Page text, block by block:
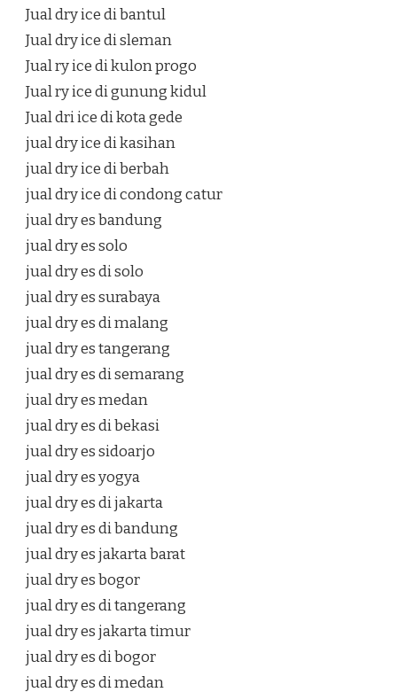
Jual dry ice di bantul
Jual dry ice di sleman
Jual ry ice di kulon progo
Jual ry ice di gunung kidul
Jual dri ice di kota gede
jual dry ice di kasihan
jual dry ice di berbah
jual dry ice di condong catur
jual dry es bandung
jual dry es solo
jual dry es di solo
jual dry es surabaya
jual dry es di malang
jual dry es tangerang
jual dry es di semarang
jual dry es medan
jual dry es di bekasi
jual dry es sidoarjo
jual dry es yogya
jual dry es di jakarta
jual dry es di bandung
jual dry es jakarta barat
jual dry es bogor
jual dry es di tangerang
jual dry es jakarta timur
jual dry es di bogor
jual dry es di medan